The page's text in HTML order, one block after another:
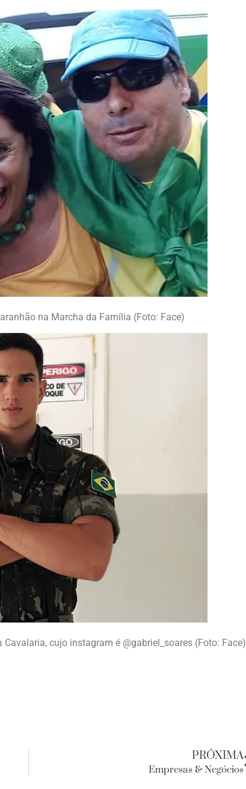
na Marcha da Família (Foto: Face)
Cavalaria, cujo instagram é @gabriel_soares (Foto: Face)
PRÓXIMA
Empresas & Negócios